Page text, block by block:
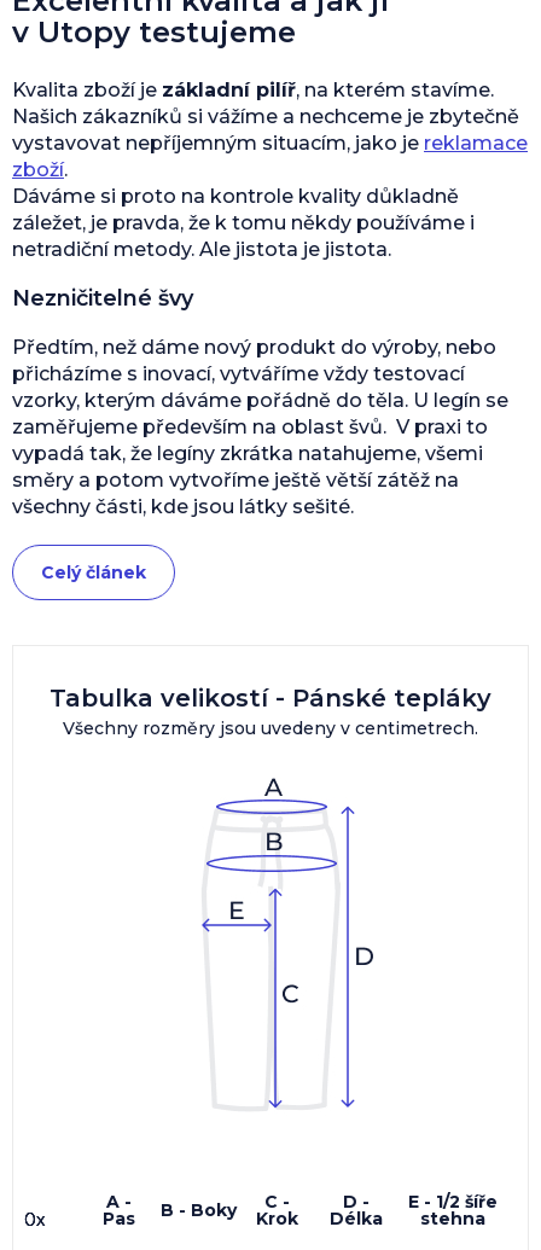
0x
0x
0x
0x
Tabulka velikostí - Pánské tepláky
Všechny rozměry jsou uvedeny v centimetrech.
A -
Pas B - Boky C -
Krok
D -
Délka
E - 1/2 šíře
stehna
v Utopy testujeme
Kvalita zboží je základní pilíř, na kterém stavíme.
Našich zákazníků si vážíme a nechceme je zbytečně
vystavovat nepříjemným situacím, jako je reklamace
zboží.
Dáváme si proto na kontrole kvality důkladně
záležet, je pravda, že k tomu někdy používáme i
netradiční metody. Ale jistota je jistota.
Nezničitelné švy
Předtím, než dáme nový produkt do výroby, nebo
přicházíme s inovací, vytváříme vždy testovací
vzorky, kterým dáváme pořádně do těla. U legín se
zaměřujeme především na oblast švů. V praxi to
vypadá tak, že legíny zkrátka natahujeme, všemi
směry a potom vytvoříme ještě větší zátěž na
všechny části, kde jsou látky sešité.
Celý článek